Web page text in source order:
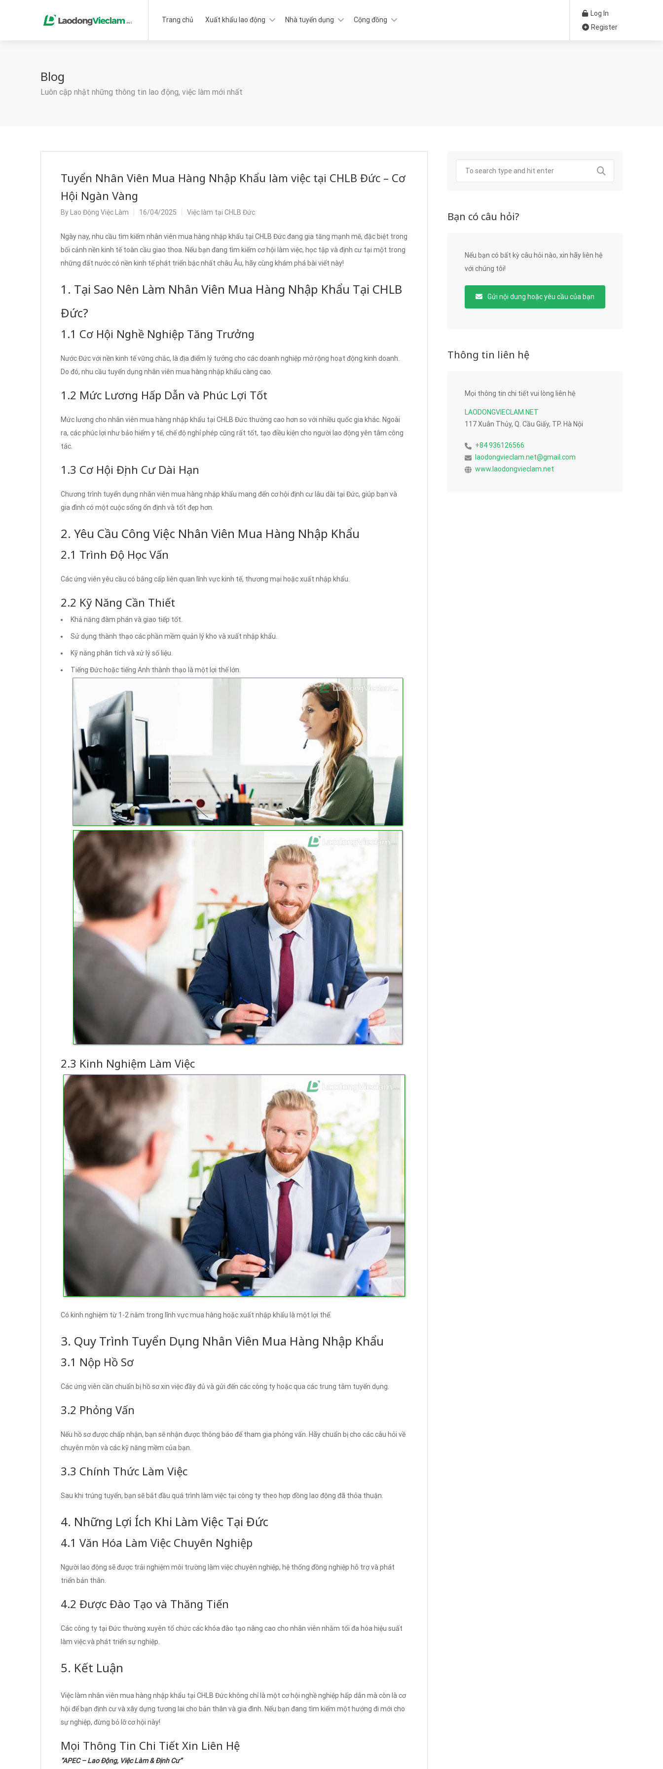
Trang chủ Xuất khẩu lao động Nhà tuyển dụng Cộng đồng
Log In
Register
Blog
Luôn cập nhật những thông tin lao động, việc làm mới nhất
Tuyển Nhân Viên Mua Hàng Nhập Khẩu làm việc tại CHLB Đức – Cơ
Hội Ngàn Vàng
By Lao Động Việc Làm 16/04/2025 Việc làm tại CHLB Đức
Ngày nay, nhu cầu tìm kiếm nhân viên mua hàng nhập khẩu tại CHLB Đức đang gia tăng mạnh mẽ, đặc biệt trong
bối cảnh nền kinh tế toàn cầu giao thoa. Nếu bạn đang tìm kiếm cơ hội làm việc, học tập và định cư tại một trong
những đất nước có nền kinh tế phát triển bậc nhất châu Âu, hãy cùng khám phá bài viết này!
1. Tại Sao Nên Làm Nhân Viên Mua Hàng Nhập Khẩu Tại CHLB
Đức?
1.1 Cơ Hội Nghề Nghiệp Tăng Trưởng
Nước Đức với nền kinh tế vững chắc, là địa điểm lý tưởng cho các doanh nghiệp mở rộng hoạt động kinh doanh.
Do đó, nhu cầu tuyển dụng nhân viên mua hàng nhập khẩu càng cao.
1.2 Mức Lương Hấp Dẫn và Phúc Lợi Tốt
Mức lương cho nhân viên mua hàng nhập khẩu tại CHLB Đức thường cao hơn so với nhiều quốc gia khác. Ngoài
ra, các phúc lợi như bảo hiểm y tế, chế độ nghỉ phép cũng rất tốt, tạo điều kiện cho người lao động yên tâm công
tác.
1.3 Cơ Hội Định Cư Dài Hạn
Chương trình tuyển dụng nhân viên mua hàng nhập khẩu mang đến cơ hội định cư lâu dài tại Đức, giúp bạn và
gia đình có một cuộc sống ổn định và tốt đẹp hơn.
2. Yêu Cầu Công Việc Nhân Viên Mua Hàng Nhập Khẩu
2.1 Trình Độ Học Vấn
Các ứng viên yêu cầu có bằng cấp liên quan lĩnh vực kinh tế, thương mại hoặc xuất nhập khẩu.
2.2 Kỹ Năng Cần Thiết
Khả năng đàm phán và giao tiếp tốt.
Sử dụng thành thạo các phần mềm quản lý kho và xuất nhập khẩu.
Kỹ năng phân tích và xử lý số liệu.
Tiếng Đức hoặc tiếng Anh thành thạo là một lợi thế lớn.
2.3 Kinh Nghiệm Làm Việc
Có kinh nghiệm từ 1-2 năm trong lĩnh vực mua hàng hoặc xuất nhập khẩu là một lợi thế.
3. Quy Trình Tuyển Dụng Nhân Viên Mua Hàng Nhập Khẩu
3.1 Nộp Hồ Sơ
Các ứng viên cần chuẩn bị hồ sơ xin việc đầy đủ và gửi đến các công ty hoặc qua các trung tâm tuyển dụng.
3.2 Phỏng Vấn
Nếu hồ sơ được chấp nhận, bạn sẽ nhận được thông báo để tham gia phỏng vấn. Hãy chuẩn bị cho các câu hỏi về
chuyên môn và các kỹ năng mềm của bạn.
3.3 Chính Thức Làm Việc
Sau khi trúng tuyển, bạn sẽ bắt đầu quá trình làm việc tại công ty theo hợp đồng lao động đã thỏa thuận.
4. Những Lợi Ích Khi Làm Việc Tại Đức
4.1 Văn Hóa Làm Việc Chuyên Nghiệp
Người lao động sẽ được trải nghiệm môi trường làm việc chuyên nghiệp, hệ thống đồng nghiệp hỗ trợ và phát
triển bản thân.
4.2 Được Đào Tạo và Thăng Tiến
Các công ty tại Đức thường xuyên tổ chức các khóa đào tạo nâng cao cho nhân viên nhằm tối đa hóa hiệu suất
làm việc và phát triển sự nghiệp.
5. Kết Luận
Việc làm nhân viên mua hàng nhập khẩu tại CHLB Đức không chỉ là một cơ hội nghề nghiệp hấp dẫn mà còn là cơ
hội để bạn định cư và xây dựng tương lai cho bản thân và gia đình. Nếu bạn đang tìm kiếm một hướng đi mới cho
sự nghiệp, đừng bỏ lỡ cơ hội này!
Mọi Thông Tin Chi Tiết Xin Liên Hệ
“APEC – Lao Động, Việc Làm & Định Cư”
Bạn có câu hỏi?
Nếu bạn có bất kỳ câu hỏi nào, xin hãy liên hệ
với chúng tôi!
Gửi nội dung hoặc yêu cầu của bạn
Thông tin liên hệ
Mọi thông tin chi tiết vui lòng liên hệ
LAODONGVIECLAM.NET
117 Xuân Thủy, Q. Cầu Giấy, TP. Hà Nội
+84 936126566
laodongvieclam.net@gmail.com
www.laodongvieclam.net